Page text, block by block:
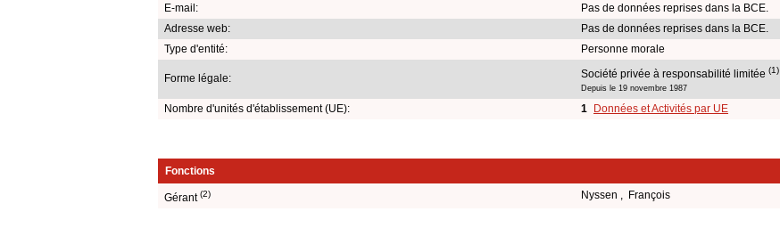
E-mail:
Pas de données reprises dans la BCE.
Adresse web:
Pas de données reprises dans la BCE.
Type d'entité:
Personne morale
Forme légale: Société privée à responsabilité limitée (1)
Depuis le 19 novembre 1987
Nombre d'unités d'établissement (UE): 1 Données et Activités par UE
Fonctions
Gérant(2) Nyssen , François